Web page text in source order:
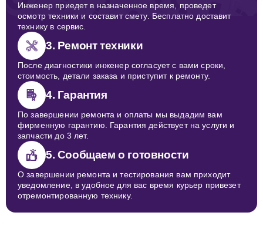
Инженер приедет в назначенное время, проведет
осмотр техники и составит смету. Бесплатно доставит
технику в сервис.
3. Ремонт техники
После диагностики инженер согласует с вами сроки,
стоимость, детали заказа и приступит к ремонту.
4. Гарантия
По завершении ремонта и оплаты мы выдадим вам
фирменную гарантию. Гарантия действует на услуги и
запчасти до 3 лет.
5. Сообщаем о готовности
О завершении ремонта и тестирования вам приходит
уведомление, в удобное для вас время курьер привезет
отремонтированную технику.